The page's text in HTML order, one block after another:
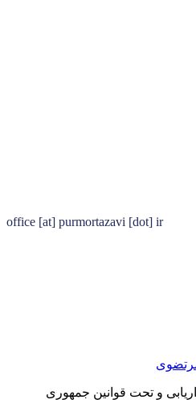
office [at] purmortazavi [dot] ir
و تحت قوانین جمهوری